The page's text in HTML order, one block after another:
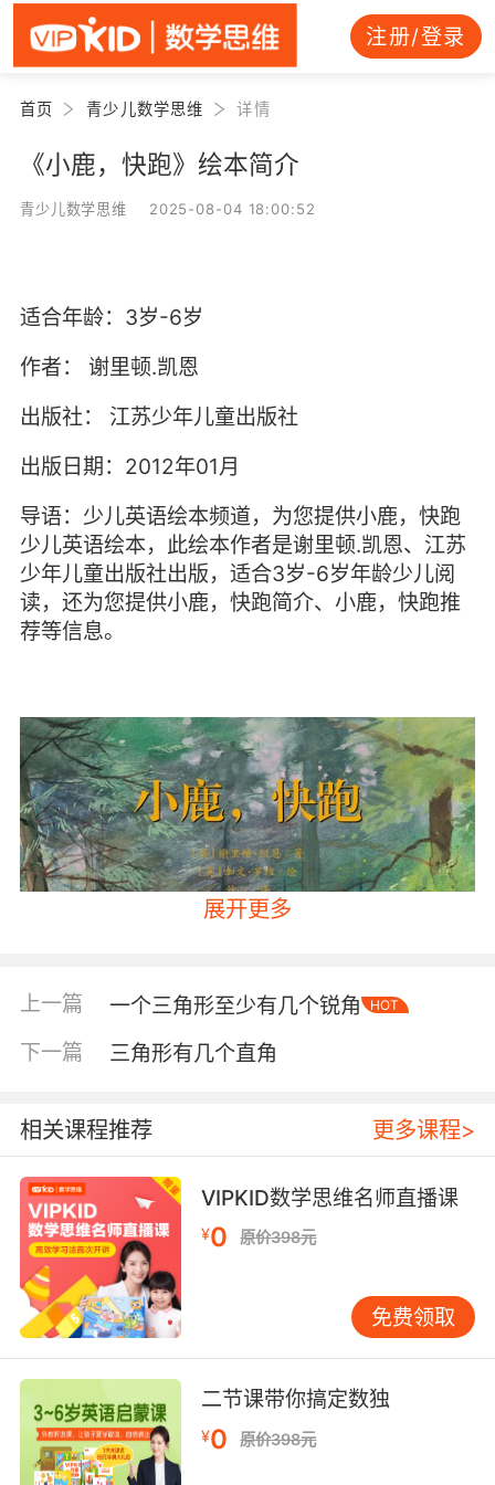
注册/登录
首页 青少儿数学思维 详情
《小鹿，快跑》绘本简介
青少儿数学思维 2025-08-04 18:00:52
适合年龄：3岁-6岁
作者：
谢里顿.凯恩
出版社：
江苏少年儿童出版社
出版日期：2012年01月
导语：少儿英语绘本频道，为您提供小鹿，快跑
少儿英语绘本，此绘本作者是谢里顿.凯恩、江苏
少年儿童出版社出版，适合3岁-6岁年龄少儿阅
读，还为您提供小鹿，快跑简介、小鹿，快跑推
荐等信息。
内容简介
“不要跟陌生人走。”“过马路要看来往车辆。”“一
展开更多
上一篇 一个三角形至少有几个锐角 HOT
下一篇 三角形有几个直角
相关课程推荐 更多课程>
VIPKID数学思维名师直播课
¥0 原价398元
免费领取
二节课带你搞定数独
¥0 原价398元